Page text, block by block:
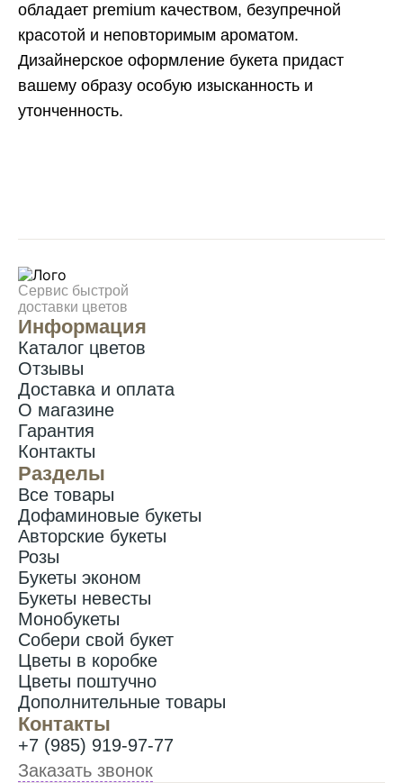
обладает premium качеством, безупречной
красотой и неповторимым ароматом.
Дизайнерское оформление букета придаст
вашему образу особую изысканность и
утонченность.
Сервис быстрой
доставки цветов
Информация
Каталог цветов
Отзывы
Доставка и оплата
О магазине
Гарантия
Контакты
Разделы
Все товары
Дофаминовые букеты
Авторские букеты
Розы
Букеты эконом
Букеты невесты
Монобукеты
Собери свой букет
Цветы в коробке
Цветы поштучно
Дополнительные товары
Контакты
+7 (985) 919-97-77
Заказать звонок